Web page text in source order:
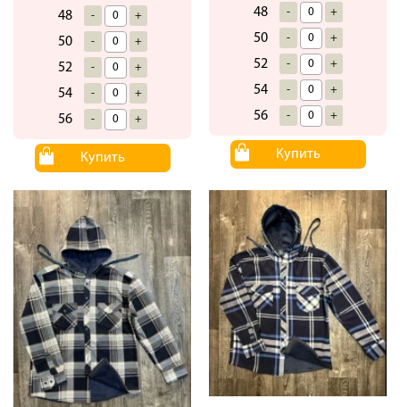
48 - +
50 - +
52 - +
54 - +
56 - +
Купить
48 - +
50 - +
52 - +
54 - +
56 - +
Купить